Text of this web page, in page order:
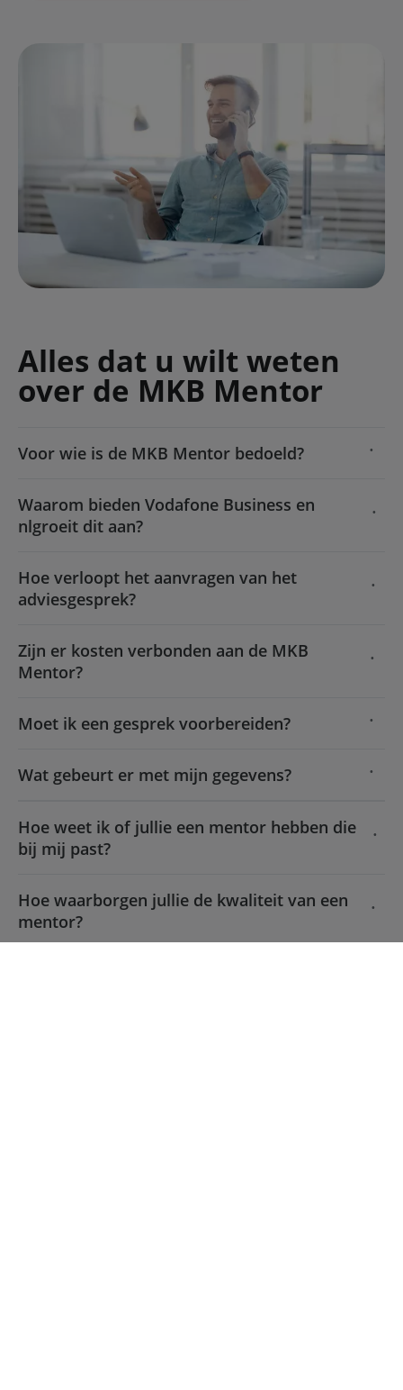
Alles dat u wilt weten
over de MKB Mentor
Voor wie is de MKB Mentor bedoeld?
Waarom bieden Vodafone Business en
nlgroeit dit aan?
Hoe verloopt het aanvragen van het
adviesgesprek?
Zijn er kosten verbonden aan de MKB
Mentor?
Moet ik een gesprek voorbereiden?
Wat gebeurt er met mijn gegevens?
Hoe weet ik of jullie een mentor hebben die
bij mij past?
Hoe waarborgen jullie de kwaliteit van een
mentor?